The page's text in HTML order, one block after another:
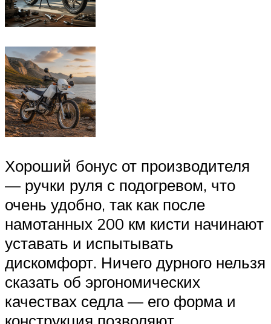
Хороший бонус от производителя
— ручки руля с подогревом, что
очень удобно, так как после
намотанных 200 км кисти начинают
уставать и испытывать
дискомфорт. Ничего дурного нельзя
сказать об эргономических
качествах седла — его форма и